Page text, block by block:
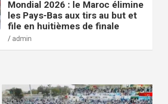
Mondial 2026 : le Maroc élimine
les Pays-Bas aux tirs au but et
file en huitièmes de finale
admin